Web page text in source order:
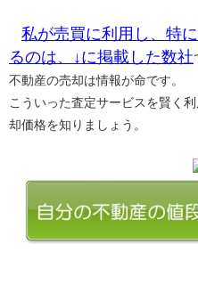
私が売買に利用し、特
るのは、↓に掲載した数社
不動産の売却は情報が命です。
こういった査定サービスを賢く
却価格を知りましょう。